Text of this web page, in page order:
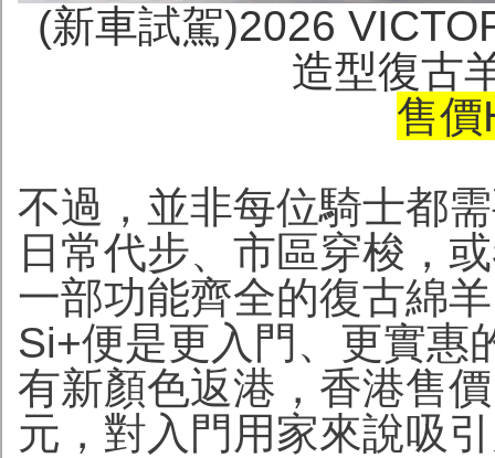
(新車試駕)2026
造型復古
售價
不過，並非每位騎士都
日常代步、市區穿梭，
一部功能齊全的復古綿
Si+便是更入門、更實惠
有新顏色返港，香港售
元，對入門用家來說吸